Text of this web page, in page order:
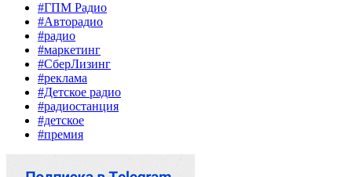
#ГПМ Радио
#Авторадио
#радио
#маркетинг
#СберЛизинг
#реклама
#Детское радио
#радиостанция
#детское
#премия